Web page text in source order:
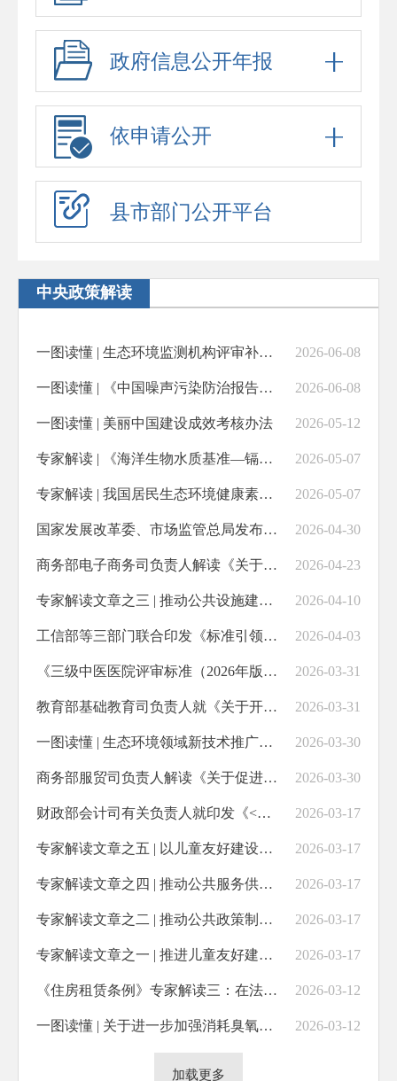
政府信息公开年报
依申请公开
县市部门公开平台
中央政策解读
一图读懂 | 生态环境监测机构评审补充要求条文释义 2026-06-08
一图读懂 | 《中国噪声污染防治报告（2026）》 2026-06-08
一图读懂 | 美丽中国建设成效考核办法 2026-05-12
专家解读 | 《海洋生物水质基准—镉》（2026年版）有关问题 2026-05-07
专家解读 | 我国居民生态环境健康素养水平提升至22.6% 2026-05-07
国家发展改革委、市场监管总局发布中华人民共和国实行能源效率标识的产品目录（2026年版）及相关实施规则 2026-04-30
商务部电子商务司负责人解读《关于更好服务实体经济 推进电子商务高质量发展的指导意见》 2026-04-23
专家解读文章之三 | 推动公共设施建设充分体现儿童友好理念· 2026-04-10
工信部等三部门联合印发《标准引领纺织工业优化升级行动方案（2026—2028年）》 2026-04-03
《三级中医医院评审标准（2026年版）》政策解读 2026-03-31
教育部基础教育司负责人就《关于开展基础教育规范管理巩固年行动的通知》答记者问 2026-03-31
一图读懂 | 生态环境领域新技术推广应用项目申报指南（试行） 2026-03-30
商务部服贸司负责人解读《关于促进旅行服务出口 扩大入境消费的政策措施》 2026-03-30
财政部会计司有关负责人就印发《<社会保险基金会计制度>补充规定》答记者问 2026-03-17
专家解读文章之五 | 以儿童友好建设引领筑牢六大保护 2026-03-17
专家解读文章之四 | 推动公共服务供给充分保障儿童优先 2026-03-17
专家解读文章之二 | 推动公共政策制定充分考虑儿童视角 2026-03-17
专家解读文章之一 | 推进儿童友好建设迈向更高水平 2026-03-17
《住房租赁条例》专家解读三：在法治轨道上规范和发展住房租赁市场 2026-03-12
一图读懂 | 关于进一步加强消耗臭氧层物质和氢氟碳化物管理的通知 2026-03-12
加载更多